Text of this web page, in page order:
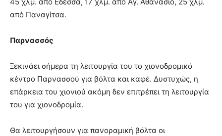
45 χλμ. από Εδεσσα, 17 χλμ. από Αγ. Αθανάσιο, 25 χλμ.
από Παναγίτσα.
Παρνασσός
Ξεκινάει σήμερα τη λειτουργία του το χιονοδρομικό
κέντρο Παρνασσού για βόλτα και καφέ. Δυστυχώς, η
επάρκεια του χιονιού ακόμη δεν επιτρέπει τη λειτουργία
του για χιονοδρομία.
Θα λειτουργήσουν για πανοραμική βόλτα οι